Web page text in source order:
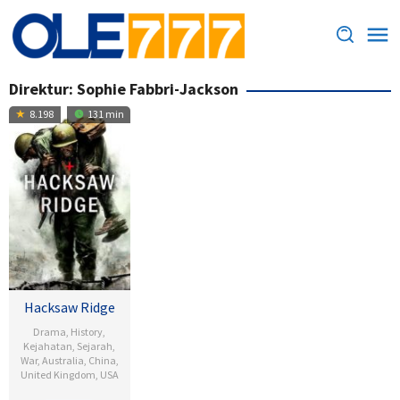
Loncat
ke
konten
Direktur: Sophie Fabbri-Jackson
8.198 131 min
Hacksaw Ridge
Drama History
Kejahatan Sejarah
War, Australia China
United Kingdom USA